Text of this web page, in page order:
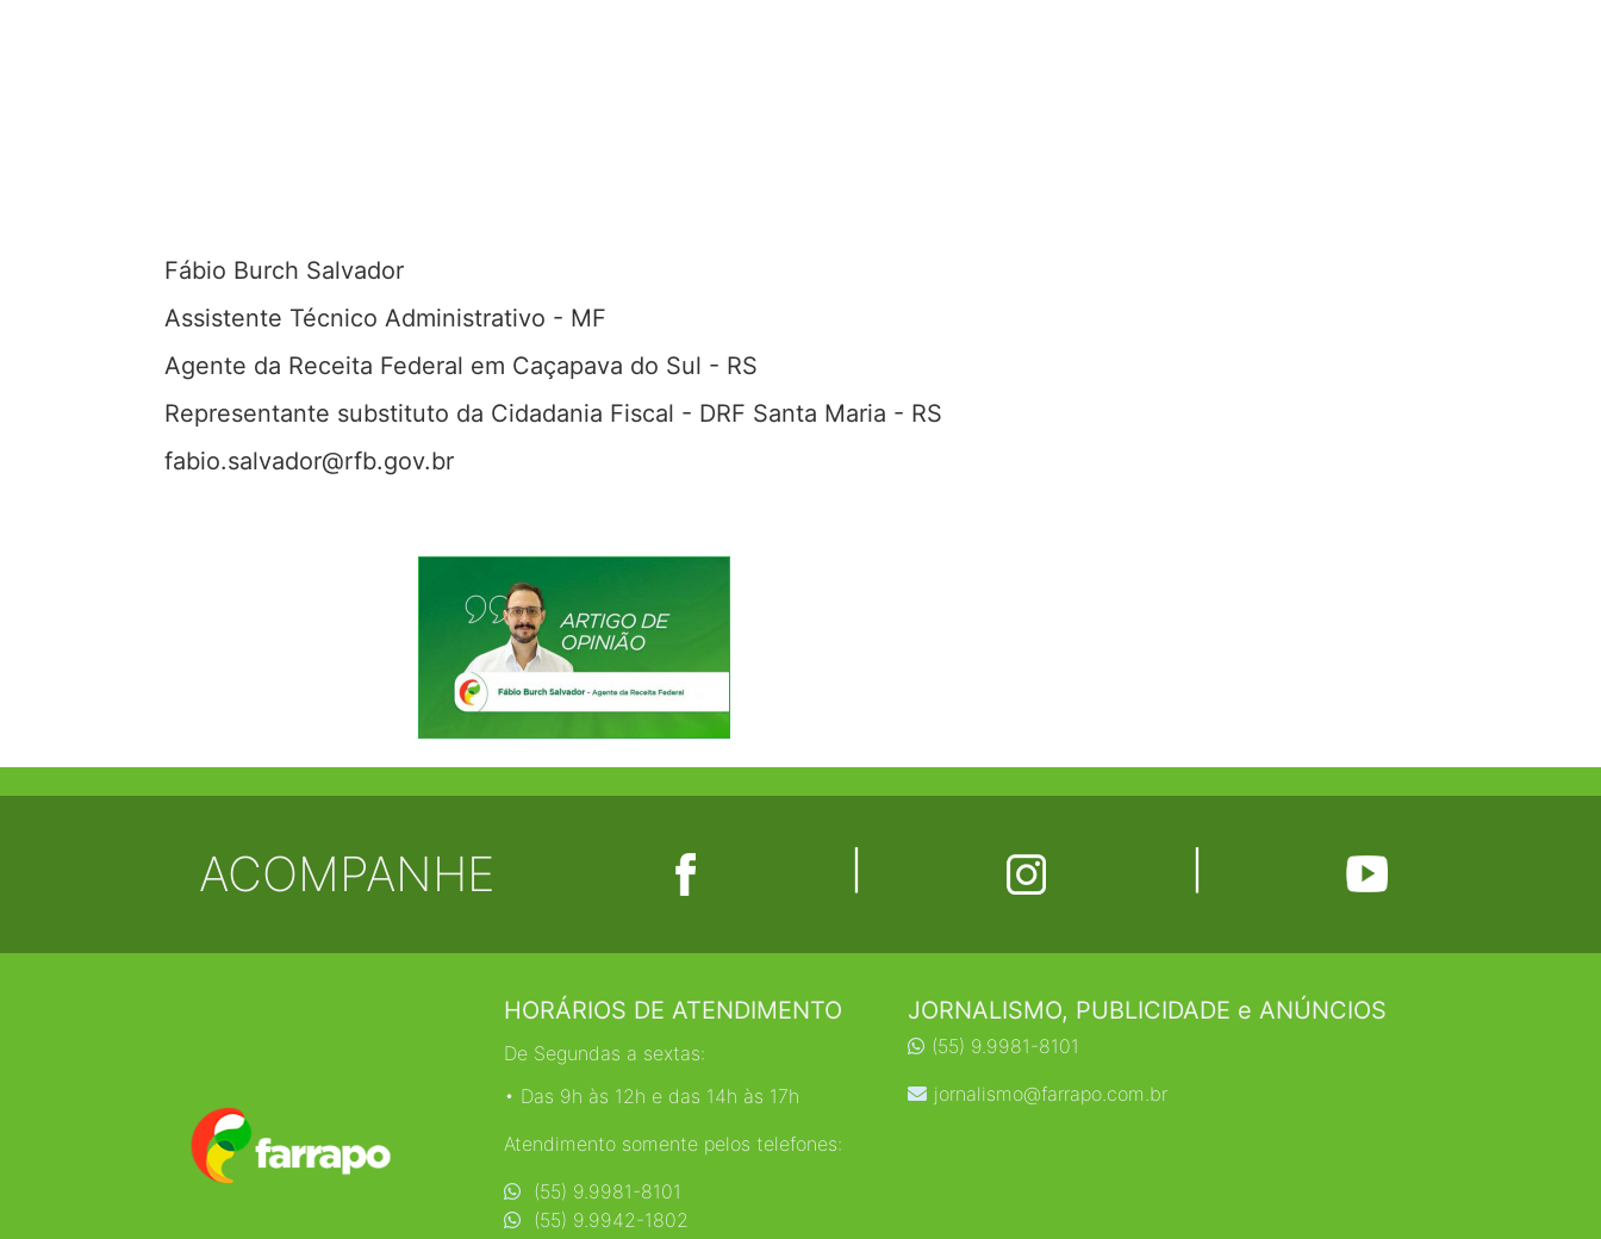
Fábio Burch Salvador
Assistente Técnico Administrativo - MF
Agente da Receita Federal em Caçapava do Sul - RS
Representante substituto da Cidadania Fiscal - DRF Santa Maria - RS
fabio.salvador@rfb.gov.br
ACOMPANHE
HORÁRIOS DE ATENDIMENTO
De Segundas a sextas:
• Das 9h às 12h e das 14h às 17h
Atendimento somente pelos telefones:
(55) 9.9981-8101
(55) 9.9942-1802
JORNALISMO, PUBLICIDADE e ANÚNCIOS
(55) 9.9981-8101
jornalismo@farrapo.com.br